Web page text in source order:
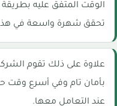
الوقت المتفق عليه
تحقق شهرة واسعة في
علاوة على ذلك تقوم
بأمان تام وفي أسرع وقت
عند التعامل معها.